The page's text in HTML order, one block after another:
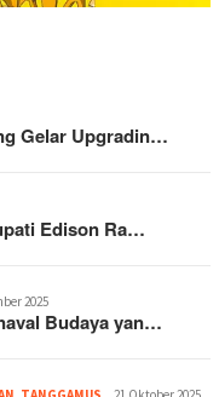
Gelar Upgradin…
Edison Ra…
2025
Budaya yan…